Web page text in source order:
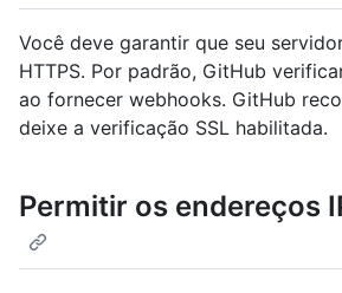
Você deve garantir que seu
HTTPS. Por padrão, GitHub
ao fornecer webhooks. GitHub
deixe a verificação SSL habilitada.
Permitir os endereços